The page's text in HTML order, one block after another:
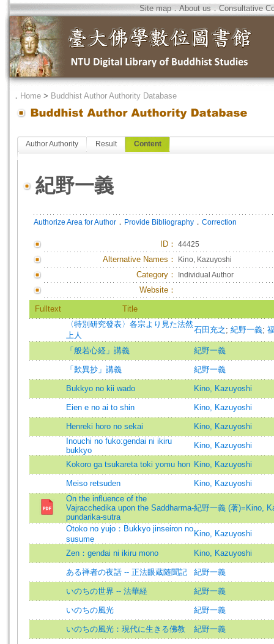
Site map．About us．Consultative
． Home > Buddhist Author Authority Database
Author Authority Result Content
紀野一義
Authorize Area for Author ． Provide Bibliography ． Correction
ID ： 44425
Alternative Names： Kino, Kazuyoshi
Category： Individual Author
Website：
Fulltext
Title
〈特別研究發表〉各宗より見た法然
上人
石田充之 ; 紀野一義;
「般若心経」講義 紀野一義
「歎異抄」講義 紀野一義
Bukkyo no kii wado Kino, Kazuyoshi
Eien e no ai to shin Kino, Kazuyoshi
Henreki horo no sekai
Kino, Kazuyoshi
Inouchi no fuko:gendai ni ikiru
bukkyo
Kino, Kazuyoshi
Kokoro ga tsukareta toki yomu hon Kino, Kazuyoshi
Meiso retsuden
Kino, Kazuyoshi
On the influence of the
Vajracchedika upon the Saddharma-
pundarika-sutra
紀野一義 (著)=Kino,
Otoko no yujo：Bukkyo jinseiron no
susume
Kino, Kazuyoshi
Zen：gendai ni ikiru mono Kino, Kazuyoshi
ある禅者の夜話 -- 正法眼蔵随聞記 紀野一義
いのちの世界 -- 法華経 紀野一義
いのちの風光 紀野一義
いのちの風光：現代に生きる佛教 紀野一義